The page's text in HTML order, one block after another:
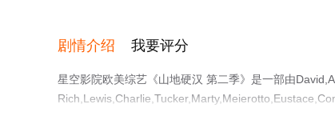
剧情介绍 我要评分
星空影院欧美综艺《山地硬汉 第二季》是一部由